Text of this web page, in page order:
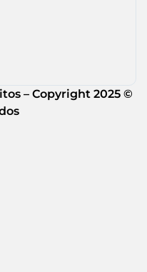
– Copyright 2025 ©